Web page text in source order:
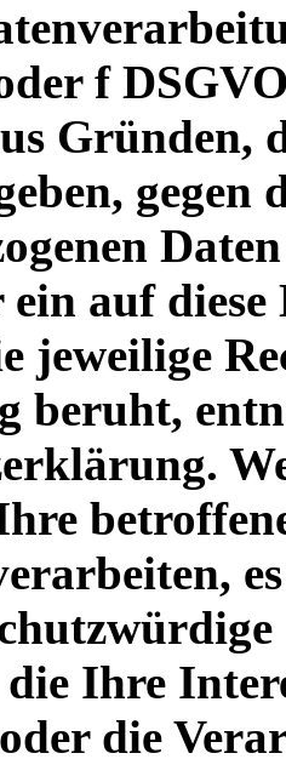
f
Gründen,
auf diese
jeweilige
beruht,
die Ihre
die